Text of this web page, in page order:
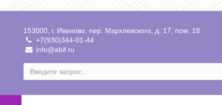
153000, г. Иваново, пер. Мархлевского, д. 17, пом. 18
+7(930)344-01-44
info@abif.ru